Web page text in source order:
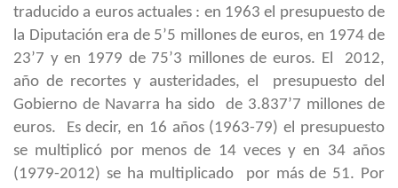
traducido a euros actuales : en 1963 el presupuesto de
la Diputación era de 5’5 millones de euros, en 1974 de
23’7 y en 1979 de 75’3 millones de euros. El 2012,
año de recortes y austeridades, el presupuesto del
Gobierno de Navarra ha sido de 3.837’7 millones de
euros. Es decir, en 16 años (1963-79) el presupuesto
se multiplicó por menos de 14 veces y en 34 años
(1979-2012) se ha multiplicado por más de 51. Por